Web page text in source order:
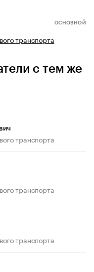
ОСНОВНОЙ
транспорта
с тем же
транспорта
транспорта
транспорта